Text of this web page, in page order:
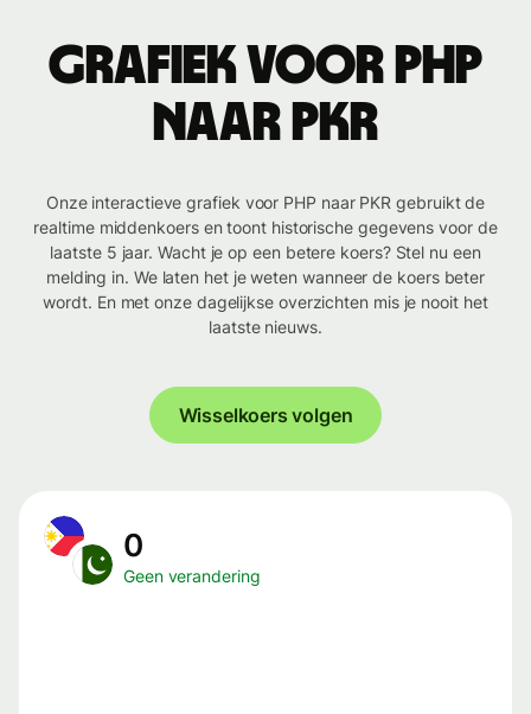
Grafiek voor PHP
naar PKR
Onze interactieve grafiek voor PHP naar PKR gebruikt de
realtime middenkoers en toont historische gegevens voor de
laatste 5 jaar. Wacht je op een betere koers? Stel nu een
melding in. We laten het je weten wanneer de koers beter
wordt. En met onze dagelijkse overzichten mis je nooit het
laatste nieuws.
Wisselkoers volgen
0
Geen verandering